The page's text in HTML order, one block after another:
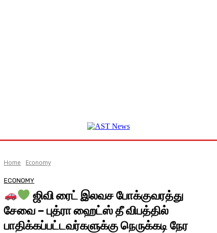
Home Economy
ECONOMY
ஜிவி ரைட் இலவச போக்குவரத்து
சேவை – புத்ரா ஹைட்ஸ் தீ விபத்தில்
பாதிக்கப்பட்டவர்களுக்கு நெருக்கடி நேர